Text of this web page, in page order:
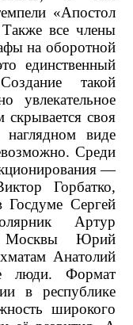
«Апостол
все члены
на оборотной
единственный
такой
увлекательное
своя
виде
Среди
—
Горбатко,
Госдуме Сергей
Артур
Москвы Юрий
Анатолий
люди. Формат
в республике
широкого